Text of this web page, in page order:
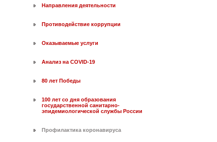
Направления деятельности
Противодействие коррупции
Оказываемые услуги
Анализ на COVID-19
80 лет Победы
100 лет со дня образования
государственной санитарно-
эпидемиологической службы России
Профилактика коронавируса